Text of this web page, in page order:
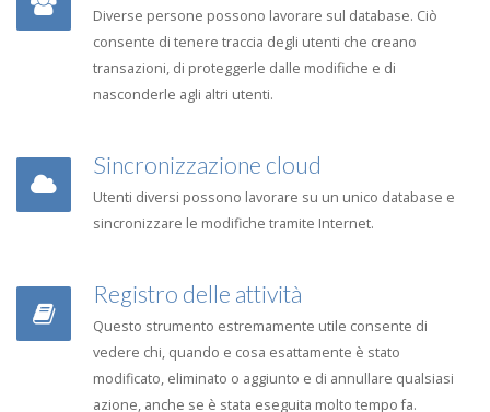
Diverse persone possono lavorare sul database. Ciò
consente di tenere traccia degli utenti che creano
transazioni, di proteggerle dalle modifiche e di
nasconderle agli altri utenti.
Sincronizzazione cloud
Utenti diversi possono lavorare su un unico database e
sincronizzare le modifiche tramite Internet.
Registro delle attività
Questo strumento estremamente utile consente di
vedere chi, quando e cosa esattamente è stato
modificato, eliminato o aggiunto e di annullare qualsiasi
azione, anche se è stata eseguita molto tempo fa.